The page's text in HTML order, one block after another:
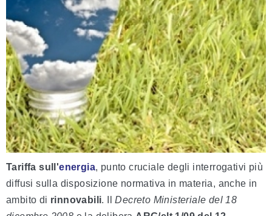
Tariffa sull'energia, punto cruciale degli interrogativi più
diffusi sulla disposizione normativa in materia, anche in
ambito di rinnovabili. IlDecreto Ministeriale del 18